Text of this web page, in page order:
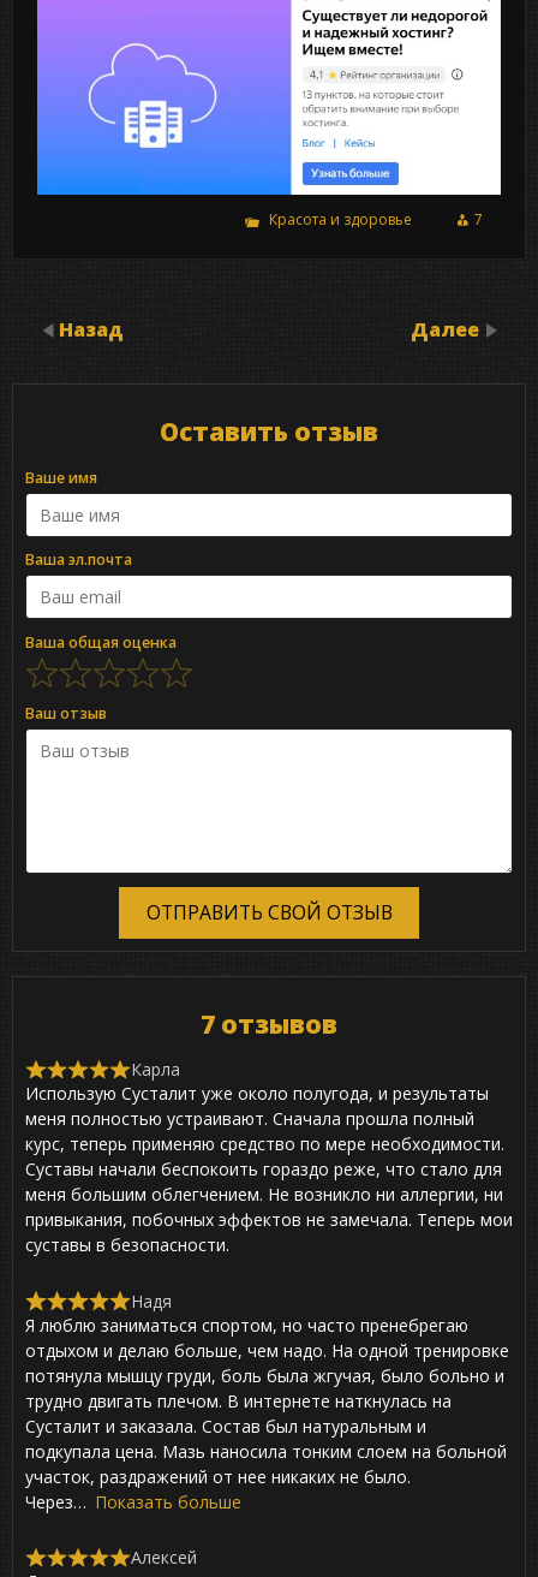
Красота и здоровье 7
Назад Далее
Оставить отзыв
Ваше имя
Ваша эл.почта
Ваша общая оценка
Ваш отзыв
ОТПРАВИТЬ СВОЙ ОТЗЫВ
7 отзывов
R
a
t
e
d
5
,
0
o
u
o
f
5
Использую Сусталит уже около полугода, и результаты
меня полностью устраивают. Сначала прошла полный
курс, теперь применяю средство по мере необходимости.
Суставы начали беспокоить гораздо реже, что стало для
меня большим облегчением. Не возникло ни аллергии, ни
привыкания, побочных эффектов не замечала. Теперь мои
суставы в безопасности.
Карла
R
a
t
d
5
,
0
o
u
t
5
Я люблю заниматься спортом, но часто пренебрегаю
отдыхом и делаю больше, чем надо. На одной тренировке
потянула мышцу груди, боль была жгучая, было больно и
трудно двигать плечом. В интернете наткнулась на
Сусталит и заказала. Состав был натуральным и
подкупала цена. Мазь наносила тонким слоем на больной
участок, раздражений от нее никаких не было.
Через
Показать больше
Надя
R
Алексей